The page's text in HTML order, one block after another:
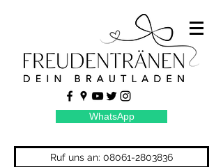
WhatsApp
Ruf uns an: 08061-2803836